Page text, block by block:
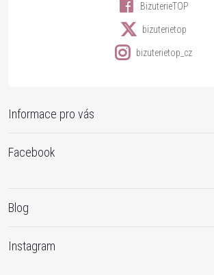
Informace pro vás
BizuterieTOP
bizuterietop
bizuterietop_cz
Facebook
Blog
Instagram